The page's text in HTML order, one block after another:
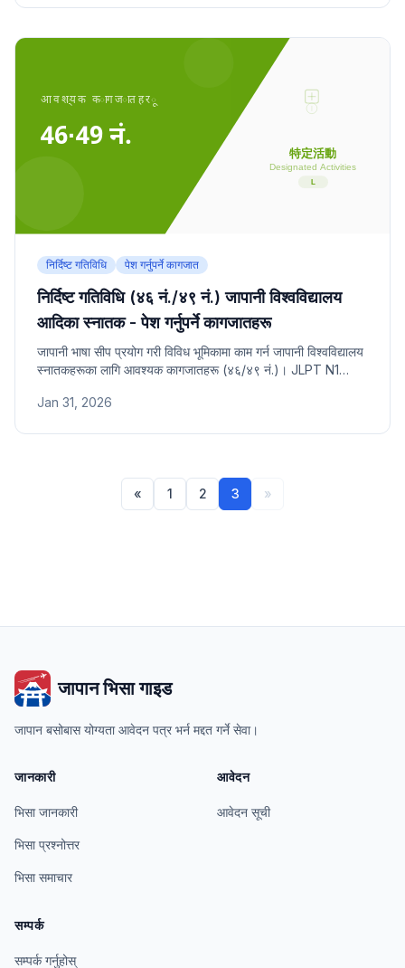
निर्दिष्ट गतिविधि पेश गर्नुपर्ने कागजात
निर्दिष्ट गतिविधि (४६ नं./४९ नं.) जापानी विश्वविद्यालय
आदिका स्नातक - पेश गर्नुपर्ने कागजातहरू
जापानी भाषा सीप प्रयोग गरी विविध भूमिकामा काम गर्न जापानी विश्वविद्यालय
स्नातकहरूका लागि आवश्यक कागजातहरू (४६/४९ नं.)। JLPT N1
Jan 31, 2026
« 1 2 3 »
जापान भिसा गाइड
जापान बसोबास योग्यता आवेदन पत्र भर्न मद्दत गर्ने सेवा।
जानकारी
भिसा जानकारी
भिसा प्रश्नोत्तर
भिसा समाचार
आवेदन
आवेदन सूची
सम्पर्क
सम्पर्क गर्नुहोस्